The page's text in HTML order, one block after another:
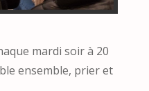
mardi soir à 20
ensemble, prier et